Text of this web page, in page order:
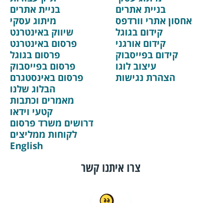
בניית אתרים
מיתוג עסקי
שיווק באינטרנט
פרסום באינטרנט
פרסום בגוגל
פרסום בפייסבוק
פרסום באינסטגרם
הבלוג שלנו
מאמרים וכתבות
קטעי וידאו
דרושים משרד פרסום
לקוחות ממליצים
English
בניית אתרים
אחסון אתרי וורדפס
קידום בגוגל
קידום אורגני
קידום בפייסבוק
עיצוב לוגו
הצהרת נגישות
צרו איתנו קשר